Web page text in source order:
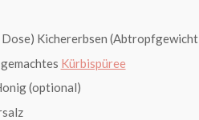
Dose) Kichererbsen (Abtropfgewicht
Kürbispüree
(optional)